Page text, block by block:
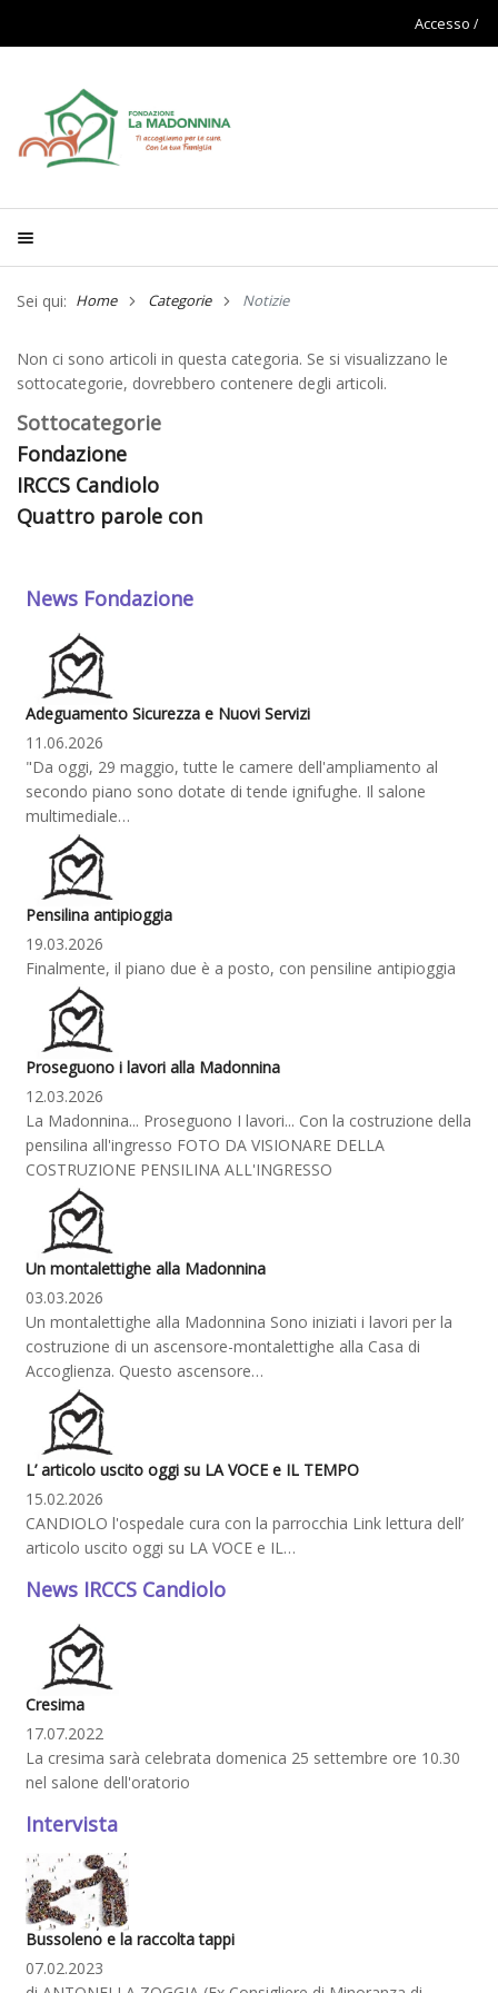
Accesso
Sei qui: Home Categorie Notizie
Non ci sono articoli in questa categoria. Se si visualizzano le
sottocategorie, dovrebbero contenere degli articoli.
Sottocategorie
Fondazione
IRCCS Candiolo
Quattro parole con
News Fondazione
Adeguamento Sicurezza e Nuovi Servizi
11.06.2026
"Da oggi, 29 maggio, tutte le camere dell'ampliamento al
secondo piano sono dotate di tende ignifughe. Il salone
multimediale…
Pensilina antipioggia
19.03.2026
Finalmente, il piano due è a posto, con pensiline antipioggia
Proseguono i lavori alla Madonnina
12.03.2026
La Madonnina... Proseguono I lavori... Con la costruzione della
pensilina all'ingresso FOTO DA VISIONARE DELLA
COSTRUZIONE PENSILINA ALL'INGRESSO
Un montalettighe alla Madonnina
03.03.2026
Un montalettighe alla Madonnina Sono iniziati i lavori per la
costruzione di un ascensore-montalettighe alla Casa di
Accoglienza. Questo ascensore…
L’ articolo uscito oggi su LA VOCE e IL TEMPO
15.02.2026
CANDIOLO l'ospedale cura con la parrocchia Link lettura dell’
articolo uscito oggi su LA VOCE e IL…
News IRCCS Candiolo
Cresima
17.07.2022
La cresima sarà celebrata domenica 25 settembre ore 10.30
nel salone dell'oratorio
Intervista
Bussoleno e la raccolta tappi
07.02.2023